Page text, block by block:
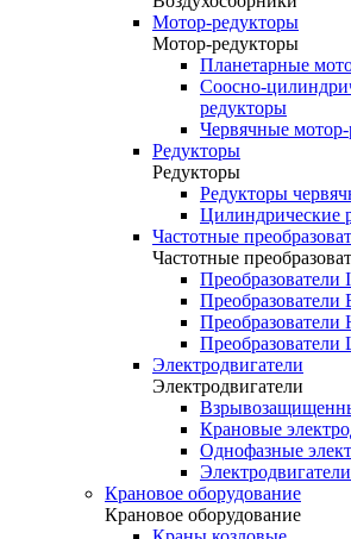
Мотор-редукторы
Мотор-редукторы
Планетарные
Соосно-
редукторы
Червячные
Редукторы
Редукторы
Редукторы
Цилиндрические
Частотные
Частотные
Преобразователи
Преобразователи
Преобразователи
Электродвигатели
Электродвигатели
Крановые
Однофазные
Крановое оборудование
Крановое оборудование